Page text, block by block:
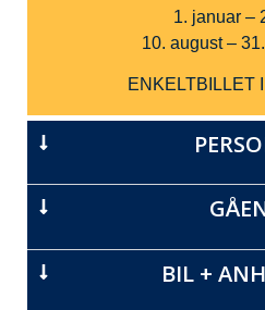
1. januar –
10. august –
ENKELTBILLET
BIL +